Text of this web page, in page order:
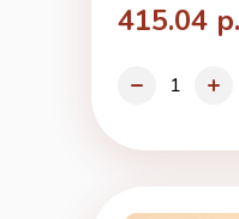
415.04 р.